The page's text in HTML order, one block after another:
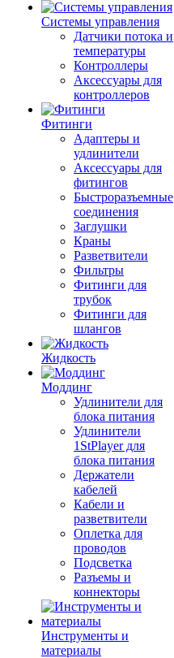
Системы управления
Датчики потока и
температуры
Контроллеры
Аксессуары для
контроллеров
Фитинги
Адаптеры и
удлинители
Аксессуары для
фитингов
Быстроразъемные
соединения
Заглушки
Краны
Разветвители
Фильтры
Фитинги для
трубок
Фитинги для
шлангов
Жидкость
Моддинг
Удлинители для
блока питания
Удлинители
1StPlayer для
блока питания
Держатели
кабелей
Кабели и
разветвители
Оплетка для
проводов
Подсветка
Разъемы и
коннекторы
Инструменты и
материалы